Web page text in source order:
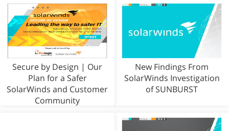
New Findings From
SolarWinds Investigation
of SUNBURST
Secure by Design | Our
Plan for a Safer
SolarWinds and Customer
Community